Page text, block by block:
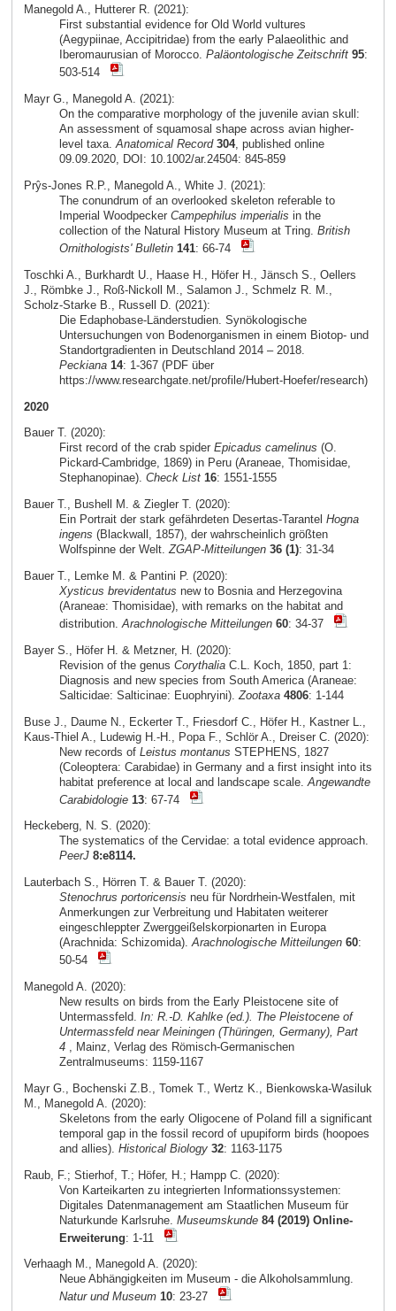
Manegold A., Hutterer R. (2021):
First substantial evidence for Old World vultures
(Aegypiinae, Accipitridae) from the early Palaeolithic and
Iberomaurusian of Morocco. Paläontologische Zeitschrift 95:
503-514
Mayr G., Manegold A. (2021):
On the comparative morphology of the juvenile avian skull:
An assessment of squamosal shape across avian higher-
level taxa.Anatomical Record 304, published online
09.09.2020, DOI: 10.1002/ar.24504: 845-859
Prŷs-Jones R.P., Manegold A., White J. (2021):
The conundrum of an overlooked skeleton referable to
Imperial Woodpecker Campephilus imperialis in the
collection of the Natural History Museum at Tring. British
Ornithologists' Bulletin 141: 66-74
Toschki A., Burkhardt U., Haase H., Höfer H., Jänsch S., Oellers
J., Römbke J., Roß-Nickoll M., Salamon J., Schmelz R. M.,
Scholz-Starke B., Russell D. (2021):
Die Edaphobase-Länderstudien. Synökologische
Untersuchungen von Bodenorganismen in einem Biotop- und
Standortgradienten in Deutschland 2014 – 2018.
Peckiana 14: 1-367 (PDF über
https://www.researchgate.net/profile/Hubert-Hoefer/research)
2020
Bauer T. (2020):
First record of the crab spider Epicadus camelinus (O.
Pickard-Cambridge, 1869) in Peru (Araneae, Thomisidae,
Stephanopinae). Check List 16: 1551-1555
Bauer T., Bushell M. & Ziegler T. (2020):
Ein Portrait der stark gefährdeten Desertas-Tarantel Hogna
ingens (Blackwall, 1857), der wahrscheinlich größten
Wolfspinne der Welt.ZGAP-Mitteilungen 36 (1): 31-34
Bauer T., Lemke M. & Pantini P. (2020):
Xysticus brevidentatus new to Bosnia and Herzegovina
(Araneae: Thomisidae), with remarks on the habitat and
distribution.Arachnologische Mitteilungen 60: 34-37
Bayer S., Höfer H. & Metzner, H. (2020):
Revision of the genus CorythaliaC.L. Koch, 1850, part 1:
Diagnosis and new species from South America (Araneae:
Salticidae: Salticinae: Euophryini). Zootaxa 4806: 1-144
Buse J., Daume N., Eckerter T., Friesdorf C., Höfer H., Kastner L.,
Kaus-Thiel A., Ludewig H.-H., Popa F., Schlör A., Dreiser C. (2020):
New records of Leistus montanus STEPHENS, 1827
(Coleoptera: Carabidae) in Germany and a first insight into its
habitat preference at local and landscape scale. Angewandte
Carabidologie 13: 67-74
Heckeberg, N. S. (2020):
The systematics of the Cervidae: a total evidence approach.
PeerJ 8:e8114.
Lauterbach S., Hörren T. & Bauer T. (2020):
Stenochrus portoricensis neu für Nordrhein-Westfalen, mit
Anmerkungen zur Verbreitung und Habitaten weiterer
eingeschleppter Zwerggeißelskorpionarten in Europa
(Arachnida: Schizomida).Arachnologische Mitteilungen 60:
50-54
Manegold A. (2020):
New results on birds from the Early Pleistocene site of
Untermassfeld. In: R.-D. Kahlke (ed.). The Pleistocene of
Untermassfeld near Meiningen (Thüringen, Germany), Part
4, Mainz, Verlag des Römisch-Germanischen
Zentralmuseums: 1159-1167
Mayr G., Bochenski Z.B., Tomek T., Wertz K., Bienkowska-Wasiluk
M., Manegold A. (2020):
Skeletons from the early Oligocene of Poland fill a significant
temporal gap in the fossil record of upupiform birds (hoopoes
and allies). Historical Biology 32: 1163-1175
Raub, F.; Stierhof, T.; Höfer, H.; Hampp C. (2020):
Von Karteikarten zu integrierten Informationssystemen:
Digitales Datenmanagement am Staatlichen Museum für
Naturkunde Karlsruhe. Museumskunde 84 (2019) Online-
Erweiterung: 1-11
Verhaagh M., Manegold A. (2020):
Neue Abhängigkeiten im Museum - die Alkoholsammlung.
Natur und Museum 10: 23-27